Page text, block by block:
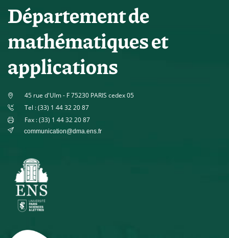
Département de
mathématiques et
applications
45 rue d'Ulm - F 75230 PARIS cedex 05
Tel : (33) 1 44 32 20 87
Fax : (33) 1 44 32 20 87
communication@dma.ens.fr